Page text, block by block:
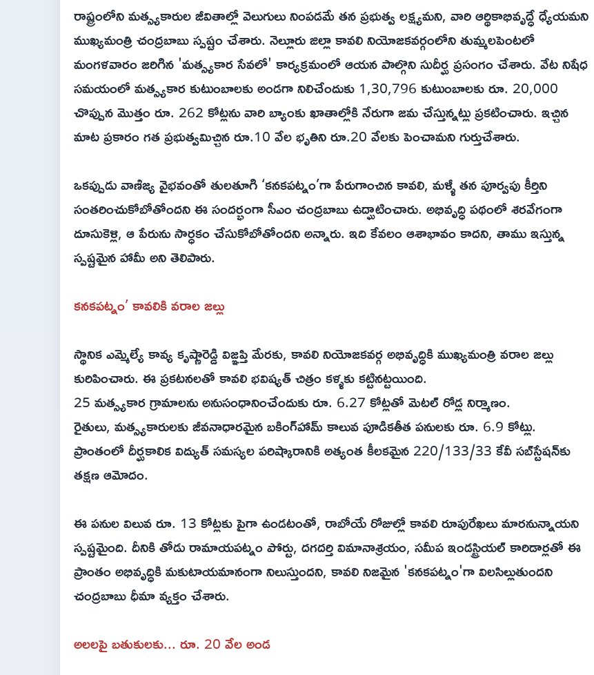
రాష్ట్రంలోని మత్స్యకారుల జీవితాల్లో వెలుగులు నింపడమే తన ప్రభుత్వ లక్ష్యమని, వారి ఆర్థికాభివృద్ధే ధ్యేయమని
ముఖ్యమంత్రి చంద్రబాబు స్పష్టం చేశారు. నెల్లూరు జిల్లా కావలి నియోజకవర్గంలోని తుమ్మలపెంటలో
మంగళవారం జరిగిన 'మత్స్యకార సేవలో' కార్యక్రమంలో ఆయన పాల్గొని సుదీర్ఘ ప్రసంగం చేశారు. వేట నిషేధ
సమయంలో మత్స్యకార కుటుంబాలకు అండగా నిలిచేందుకు 1,30,796 కుటుంబాలకు రూ. 20,000
చొప్పున మొత్తం రూ. 262 కోట్లను వారి బ్యాంకు ఖాతాల్లోకి నేరుగా జమ చేస్తున్నట్లు ప్రకటించారు. ఇచ్చిన
మాట ప్రకారం గత ప్రభుత్వమిచ్చిన రూ.10 వేల భృతిని రూ.20 వేలకు పెంచామని గుర్తుచేశారు.
ఒకప్పుడు వాణిజ్య వైభవంతో తులతూగి ‘కనకపట్నం’గా పేరుగాంచిన కావలి, మళ్ళీ తన పూర్వపు కీర్తిని
సంతరించుకోబోతోందని ఈ సందర్భంగా సీఎం చంద్రబాబు ఉద్ఘాటించారు. అభివృద్ధి పథంలో శరవేగంగా
దూసుకెళ్లి, ఆ పేరును సార్ధకం చేసుకోబోతోందని అన్నారు. ఇది కేవలం ఆశాభావం కాదని, తాము ఇస్తున్న
స్పష్టమైన హామీ అని తెలిపారు.
కనకపట్నం’ కావలికి వరాల జల్లు
స్థానిక ఎమ్మెల్యే కావ్య కృష్ణారెడ్డి విజ్ఞప్తి మేరకు, కావలి నియోజకవర్గ అభివృద్ధికి ముఖ్యమంత్రి వరాల జల్లు
కురిపించారు. ఈ ప్రకటనలతో కావలి భవిష్యత్ చిత్రం కళ్ళకు కట్టినట్టయింది.
25 మత్స్యకార గ్రామాలను అనుసంధానించేందుకు రూ. 6.27 కోట్లతో మెటల్ రోడ్ల నిర్మాణం.
రైతులు, మత్స్యకారులకు జీవనాధారమైన బకింగ్‌హామ్ కాలువ పూడికతీత పనులకు రూ. 6.9 కోట్లు.
ప్రాంతంలో దీర్ఘకాలిక విద్యుత్ సమస్యల పరిష్కారానికి అత్యంత కీలకమైన 220/133/33 కేవీ సబ్‌స్టేషన్‌కు
తక్షణ ఆమోదం.
ఈ పనుల విలువ రూ. 13 కోట్లకు పైగా ఉండటంతో, రాబోయే రోజుల్లో కావలి రూపురేఖలు మారనున్నాయని
స్పష్టమైంది. దీనికి తోడు రామాయపట్నం పోర్టు, దగదర్తి విమానాశ్రయం, సమీప ఇండస్ట్రియల్ కారిడార్లతో ఈ
ప్రాంతం అభివృద్ధికి మకుటాయమానంగా నిలుస్తుందని, కావలి నిజమైన 'కనకపట్నం'గా విలసిల్లుతుందని
చంద్రబాబు ధీమా వ్యక్తం చేశారు.
అలలపై బతుకులకు... రూ. 20 వేల అండ